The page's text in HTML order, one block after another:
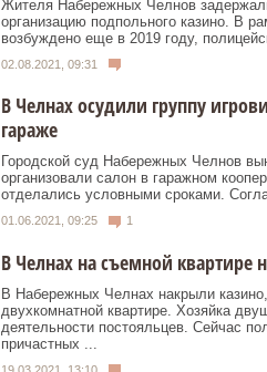
Жителя Набережных Челнов
организацию подпольного казино. В
возбуждено еще в 2019 году,
02.08.2021, 09:31
В Челнах осудили группу
гараже
Городской суд Набережных Челнов
организовали салон в гаражном
отделались условными сроками.
01.06.2021, 09:25 1
В Челнах на съемной квартире
В Набережных Челнах накрыли
двухкомнатной квартире. Хозяйка
деятельности постояльцев. Сейчас
причастных ...